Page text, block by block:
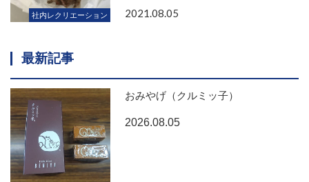
社内レクリエーション 2021.08.05
最新記事
おみやげ（クルミッ子）
2026.08.05